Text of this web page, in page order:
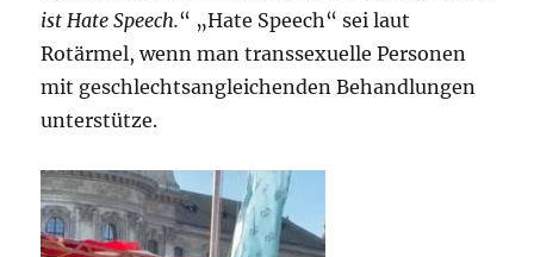
ist Hate Speech.“ „Hate Speech“ sei laut
Rotärmel, wenn man transsexuelle Personen
mit geschlechtsangleichenden Behandlungen
unterstütze.